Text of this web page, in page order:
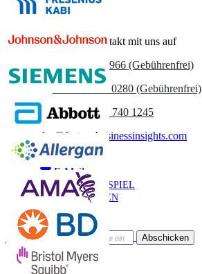
Nehmen Sie Kontakt mit uns auf
US
+1 833 909 2966 (Gebührenfrei)
+44 808 502 0280 (Gebührenfrei)
(APAC) +91 744 740 1245
sales@fortunebusinessinsights.com
Anruf
E-Mail
BEISPIEL
HERUNTERLADEN
Newsletter abonnieren
Abschicken
Online-Vertrauen